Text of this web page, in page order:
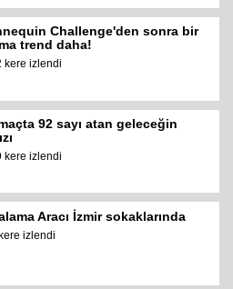
Challenge'den sonra bir
trend daha!
kere izlendi
92 sayı atan geleceğin
kere izlendi
Aracı İzmir sokaklarında
izlendi